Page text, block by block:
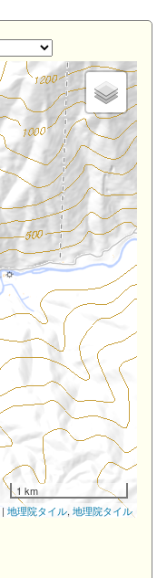
1 km
| 地理院タイル, 地理院タイル